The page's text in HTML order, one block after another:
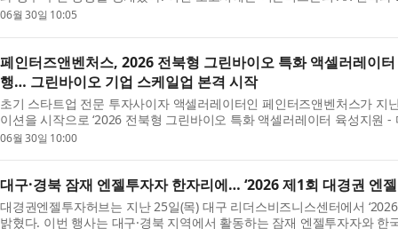
이 ...
06월 30일 10:05
페인터즈앤벤처스, 2026 전북형 그린바이오 특화 액셀러레이
행… 그린바이오 기업 스케일업 본격 시작
초기 스타트업 전문 투자사이자 액셀러레이터인 페인터즈앤벤처스가
이션을 시작으로 ‘2026 전북형 그린바이오 특화 액셀러레이터 육성지원
적으...
06월 30일 10:00
대구·경북 잠재 엔젤투자자 한자리에… ‘2026 제1회 대경권 엔
대경권엔젤투자허브는 지난 25일(목) 대구 리더스비즈니스센터에서
밝혔다. 이번 행사는 대구·경북 지역에서 활동하는 잠재 엔젤투자자와